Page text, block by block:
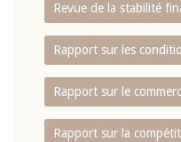
Revue de la stabilité
Rapport sur les
Rapport sur le
Rapport sur la